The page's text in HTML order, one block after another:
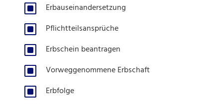
W Erbauseinandersetzung
W Pflichtteilsansprüche
W Erbschein beantragen
W Vorweggenommene Erbschaft
W Erbfolge